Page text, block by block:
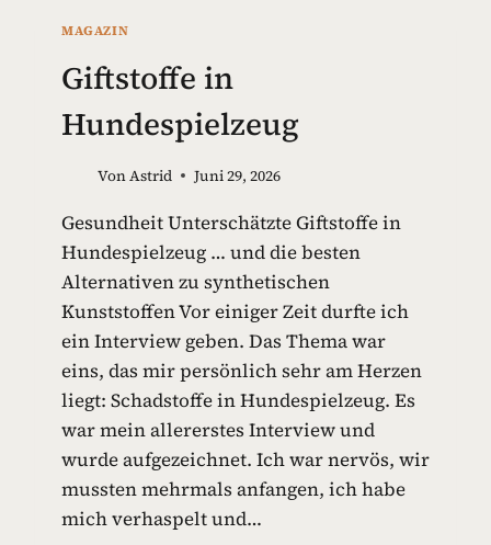
MAGAZIN
Giftstoffe in
Hundespielzeug
VonAstrid Juni 29, 2026
Gesundheit Unterschätzte Giftstoffe in
Hundespielzeug … und die besten
Alternativen zu synthetischen
Kunststoffen Vor einiger Zeit durfte ich
ein Interview geben. Das Thema war
eins, das mir persönlich sehr am Herzen
liegt: Schadstoffe in Hundespielzeug. Es
war mein allererstes Interview und
wurde aufgezeichnet. Ich war nervös, wir
mussten mehrmals anfangen, ich habe
mich verhaspelt und…